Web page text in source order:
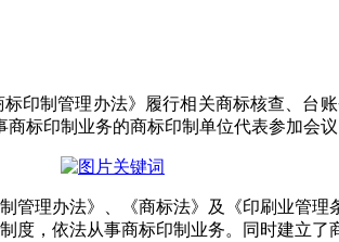
印制管理办法》履行相关商标核查、台
标印制业务的商标印制单位代表参加会议
理办法》、《商标法》及《印刷业管
，依法从事商标印制业务。同时建立